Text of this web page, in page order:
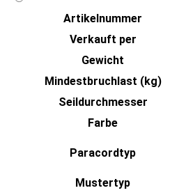
Artikeln‌ummer
Verkauft per
Gewicht
Mindestbruchlast (kg)
Seildurchmesser
Farbe
Paracordtyp
Mustertyp